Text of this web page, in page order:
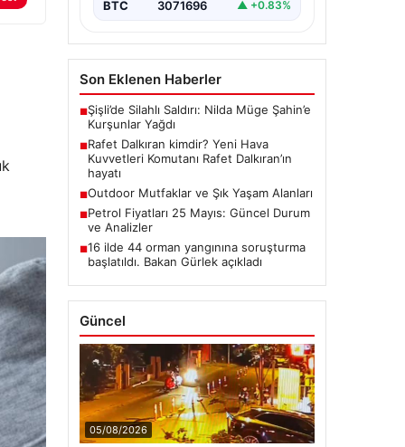
BTC 3071696 ▲ +0.83%
Son Eklenen Haberler
■Şişli’de Silahlı Saldırı: Nilda Müge Şahin’e
Kurşunlar Yağdı
■Rafet Dalkıran kimdir? Yeni Hava
Kuvvetleri Komutanı Rafet Dalkıran’ın
hayatı
■Outdoor Mutfaklar ve Şık Yaşam Alanları
■Petrol Fiyatları 25 Mayıs: Güncel Durum
ve Analizler
■16 ilde 44 orman yangınına soruşturma
başlatıldı. Bakan Gürlek açıkladı
Güncel
05/08/2026